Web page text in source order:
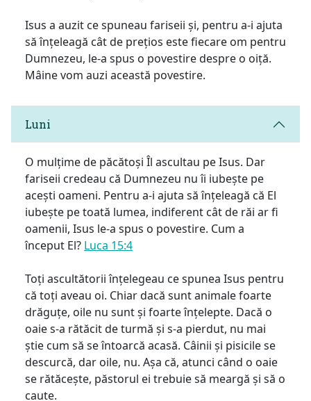
Isus a auzit ce spuneau fariseii și, pentru a-i ajuta
să înțeleagă cât de prețios este fiecare om pentru
Dumnezeu, le-a spus o povestire despre o oiță.
Mâine vom auzi această povestire.
Luni
O mulțime de păcătoși Îl ascultau pe Isus. Dar
fariseii credeau că Dumnezeu nu îi iubește pe
acești oameni. Pentru a-i ajuta să înțeleagă că El
iubește pe toată lumea, indiferent cât de răi ar fi
oamenii, Isus le-a spus o povestire. Cum a
început El? Luca 15:4
Toți ascultătorii înțelegeau ce spunea Isus pentru
că toți aveau oi. Chiar dacă sunt animale foarte
drăguțe, oile nu sunt și foarte înțelepte. Dacă o
oaie s-a rătăcit de turmă și s-a pierdut, nu mai
știe cum să se întoarcă acasă. Câinii și pisicile se
descurcă, dar oile, nu. Așa că, atunci când o oaie
se rătăcește, păstorul ei trebuie să meargă și să o
caute.